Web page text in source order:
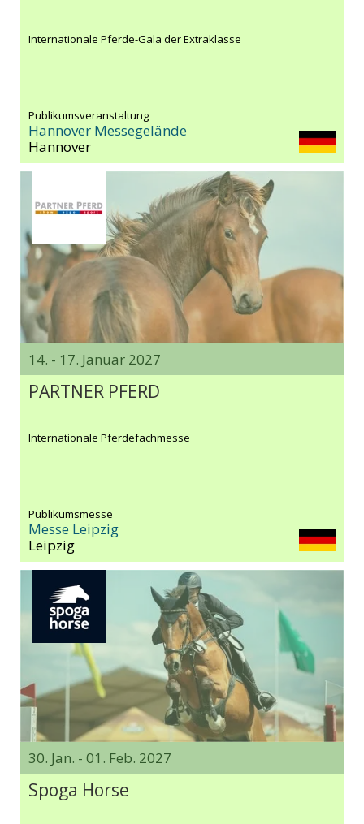
Internationale Pferde-Gala der Extraklasse
Publikumsveranstaltung
Hannover Messegelände
Hannover
14. - 17. Januar 2027
PARTNER PFERD
Internationale Pferdefachmesse
Publikumsmesse
Messe Leipzig
Leipzig
30. Jan. - 01. Feb. 2027
Spoga Horse